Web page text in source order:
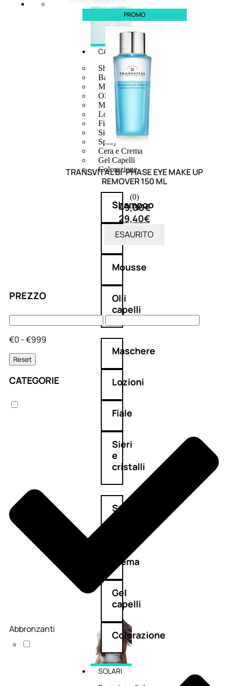
CAPELLI
Shampoo
Balsamo
Mousse
Olii Capelli
Maschere
Lozioni
Fiale
Sieri e Cristalli
Spray
Cera e Crema
Gel Capelli
Colorazione
Shampoo
Balsamo
Mousse
Olii
capelli
Maschere
Lozioni
Fiale
Sieri
e
cristalli
Spray
crema
Gel
capelli
Colorazione
SOLARI
PREZZO
€0 - €999
Reset
CATEGORIE
Abbronzanti
PROMO
TRANSVITAL BI-PHASE EYE MAKE UP
REMOVER 150 ML
(0)
49,00€
29,40€
ESAURITO